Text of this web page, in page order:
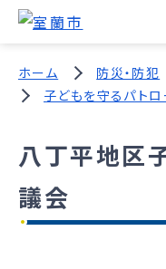
ホーム 防災・防犯
子どもを守るパト
八丁平地区
議会